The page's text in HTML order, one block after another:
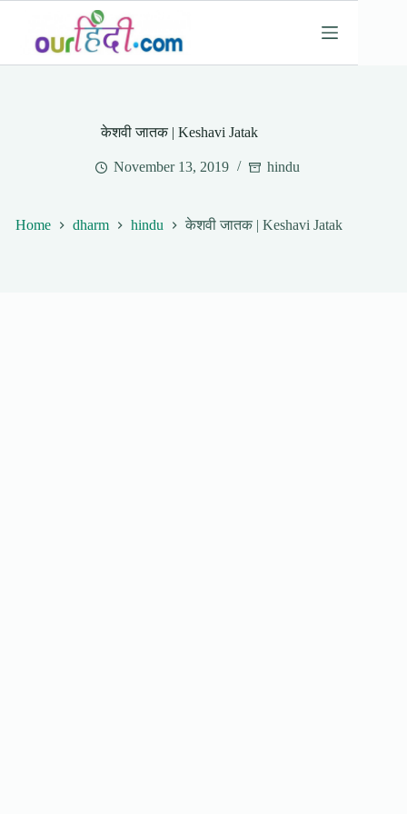
content
केशवी जातक | Keshavi Jatak
November 13, 2019 hindu
Home dharm hindu केशवी जातक | Keshavi Jatak